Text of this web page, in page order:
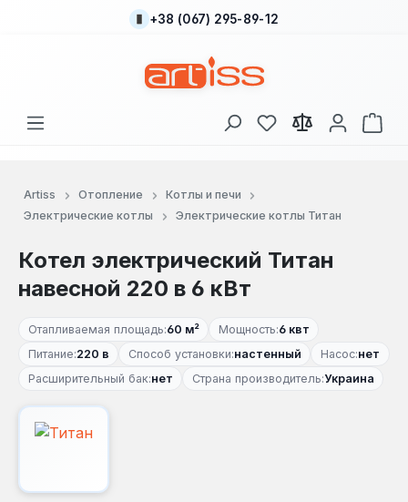
Перейти к основному содержанию
+38 (067) 295-89-12
У вас есть товары
В
Artiss Отопление
Котлы и печи
Электрические котлы
Электрические котлы Титан
Котел электрический Титан
навесной 220 в 6 кВт
Отапливаемая площадь:60 м² Мощность:6 квт
Питание:220 в Способ установки:настенный Насос:нет
Расширительный бак:нет Страна производитель:Украина